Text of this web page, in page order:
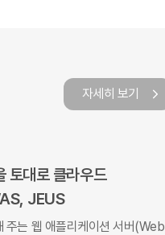
토대로 클라우드
JEUS
주는 웹 애플리케이션 서버(Web
자세히 보기